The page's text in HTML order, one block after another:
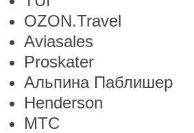
OZON.Travel
Aviasales
Proskater
Альпина Паблишер
Henderson
МТС